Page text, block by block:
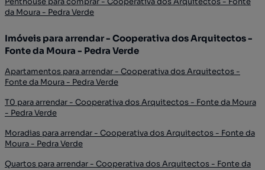
da Moura - Pedra Verde
Imóveis para arrendar - Cooperativa dos Arquitectos -
Fonte da Moura - Pedra Verde
Apartamentos para arrendar - Cooperativa dos Arquitectos -
Fonte da Moura - Pedra Verde
T0 para arrendar - Cooperativa dos Arquitectos - Fonte da Moura
- Pedra Verde
Moradias para arrendar - Cooperativa dos Arquitectos - Fonte da
Moura - Pedra Verde
Quartos para arrendar - Cooperativa dos Arquitectos - Fonte da